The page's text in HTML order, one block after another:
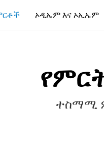
ኦዲኤም እና ኦኢኤም
ተስማሚ